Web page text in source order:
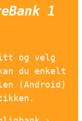
1
og velg
du enkelt
(Android)